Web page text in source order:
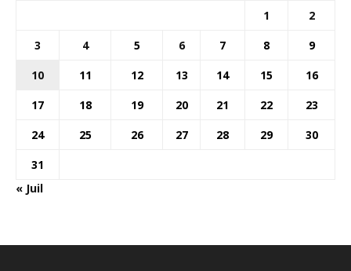
1
2
3
4 5 6 7 8
9
10
11 12 13 14 15
16
17
18 19 20 21 22
23
24
25 26 27 28 29
30
31
« Juil